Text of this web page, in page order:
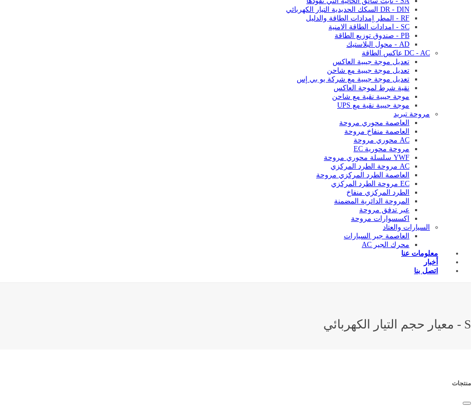
DR - DIN السكك الحديدية التيار الكهربائي
RF - المطر إمدادات الطاقة والدليل
SC - امدادات الطاقة الامنية
PB - صندوق توزيع الطاقة
AD - محول البلاستيك
DC - AC عاكس الطاقة
تعديل موجة جيبية العاكس
تعديل موجة جيبية مع شاحن
تعديل موجة جيبية مع شركة يو بي إس
نقية شرط لموجة العاكس
موجة جيبية نقية مع شاحن
موجة جيبية نقية مع UPS
مروحة تبريد
العاصمة محوري مروحة
العاصمة منفاخ مروحة
AC محوري مروحة
مروحة محورية EC
YWF سلسلة محوري مروحة
AC مروحة الطرد المركزي
العاصمة الطرد المركزي مروحة
EC مروحة الطرد المركزي
الطرد المركزي منفاخ
المروحة الدائرية المضمنة
عبر تدفق مروحة
اكسسوارات مروحة
السيارات والعتاد
العاصمة جير السيارات
محرك الجير AC
معلومات عنا
أخبار
اتصل بنا
S - معيار حجم التيار الكهربائي
منتجات